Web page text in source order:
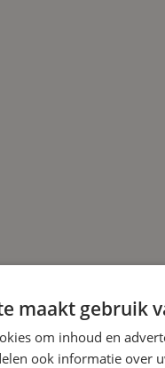
maakt gebruik
om inhoud en
ook informatie over